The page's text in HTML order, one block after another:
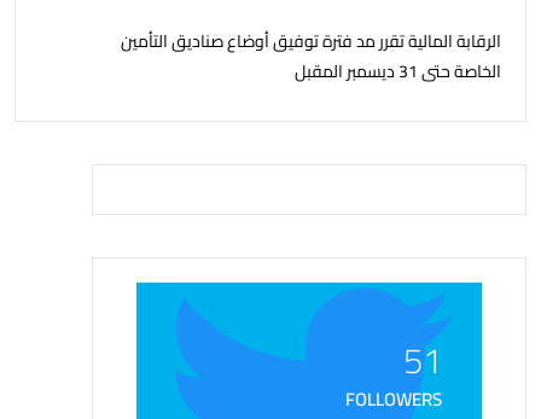
الرقابة المالية تقرر مد فترة توفيق أوضاع صناديق التأمين
الخاصة حتى 31 ديسمبر المقبل
51
FOLLOWERS